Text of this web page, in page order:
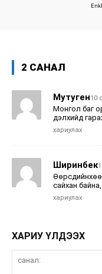
2 САНАЛ
Мутуген10
Монгол баг
дэлхийд
хариулах
Ширинбек
Өөрсдийнхөө
сайхан
хариулах
ХАРИУ ҮЛДЭЭХ